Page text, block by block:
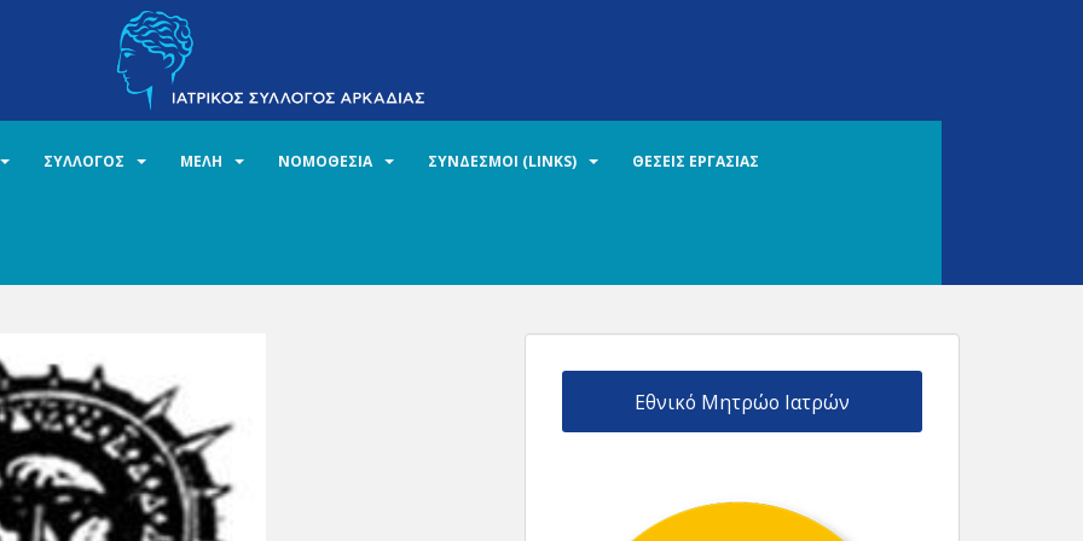
ΣΥΛΛΟΓΟΣ ΜΕΛΗ ΝΟΜΟΘΕΣΙΑ ΣΥΝΔΕΣΜΟΙ (LINKS) ΘΕΣΕΙΣ ΕΡΓΑΣΙΑΣ
Εθνικό Μητρώο Ιατρών